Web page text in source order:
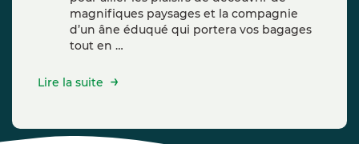
magnifiques paysages et la compagnie
d’un âne éduqué qui portera vos bagages
tout en …
Lire la suite